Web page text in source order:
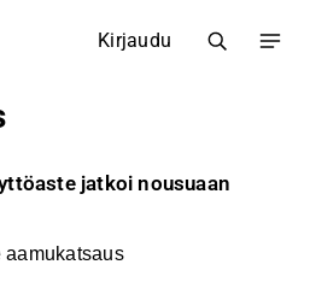
Kirjaudu
jatkoi nousuaan
aamukatsaus